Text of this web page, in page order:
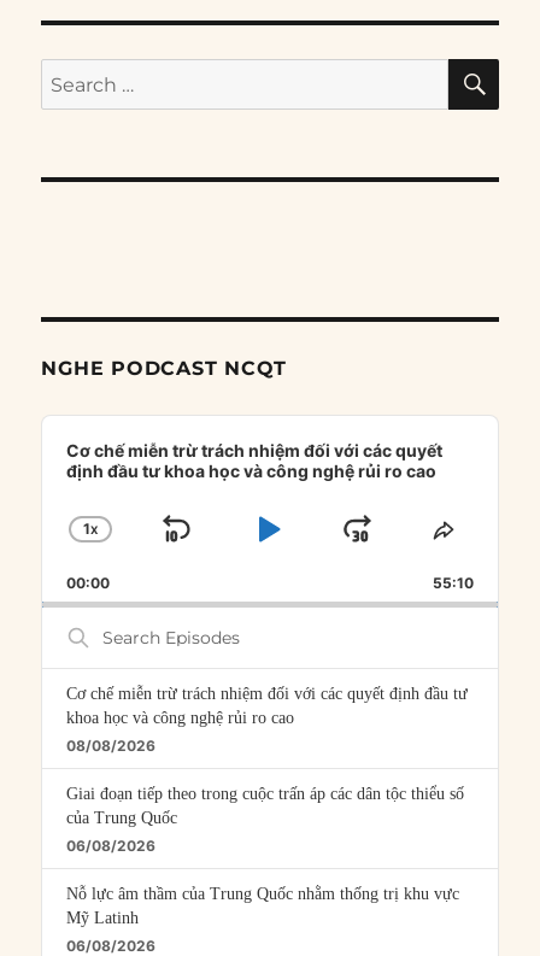
Search
for:
NGHE PODCAST NCQT
Audio
Player
Cơ chế miễn trừ trách nhiệm đối với các quyết
định đầu tư khoa học và công nghệ rủi ro cao
CHANGE
RATE
1X
SKIP
PLAYJUMP
FORWARD
SHARE
00:00 55:10
Search
Episodes
Cơ chế miễn trừ trách nhiệm đối với các quyết định đầu tư
khoa học và công nghệ rủi ro cao
08/08/2026
Giai đoạn tiếp theo trong cuộc trấn áp các dân tộc thiểu số
của Trung Quốc
06/08/2026
Nỗ lực âm thầm của Trung Quốc nhằm thống trị khu vực
Mỹ Latinh
06/08/2026